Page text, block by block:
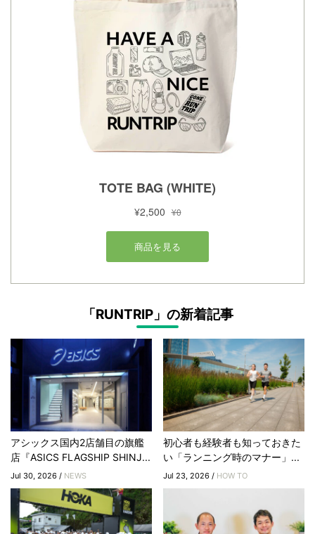
「RUNTRIP」の新着記事
アシックス国内2店舗目の旗艦
店『ASICS FLAGSHIP SHINJ...
Jul 30, 2026 / NEWS
初心者も経験者も知っておきた
い「ランニング時のマナー」...
Jul 23, 2026 / HOW TO